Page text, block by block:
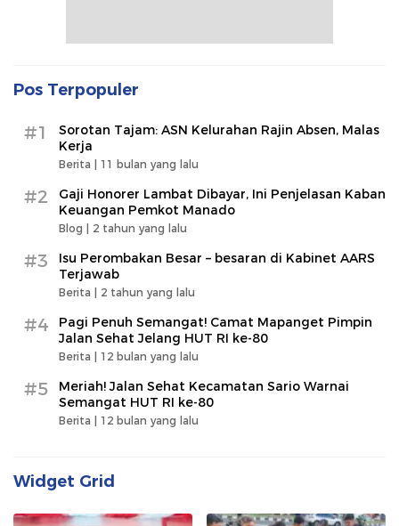
Pos Terpopuler
#1
Sorotan Tajam: ASN Kelurahan Rajin Absen, Malas
Kerja
Berita | 11 bulan yang lalu
#2
Gaji Honorer Lambat Dibayar, Ini Penjelasan Kaban
Keuangan Pemkot Manado
Blog | 2 tahun yang lalu
#3
Isu Perombakan Besar – besaran di Kabinet AARS
Terjawab
Berita | 2 tahun yang lalu
#4
Pagi Penuh Semangat! Camat Mapanget Pimpin
Jalan Sehat Jelang HUT RI ke-80
Berita | 12 bulan yang lalu
#5
Meriah! Jalan Sehat Kecamatan Sario Warnai
Semangat HUT RI ke-80
Berita | 12 bulan yang lalu
Widget Grid